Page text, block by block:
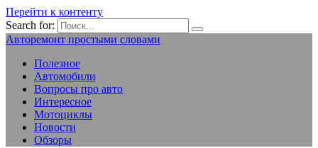
Перейти к контенту
Search for:
Авторемонт простыми словами
Полезное
Автомобили
Вопросы про авто
Интересное
Мотоциклы
Новости
Обзоры